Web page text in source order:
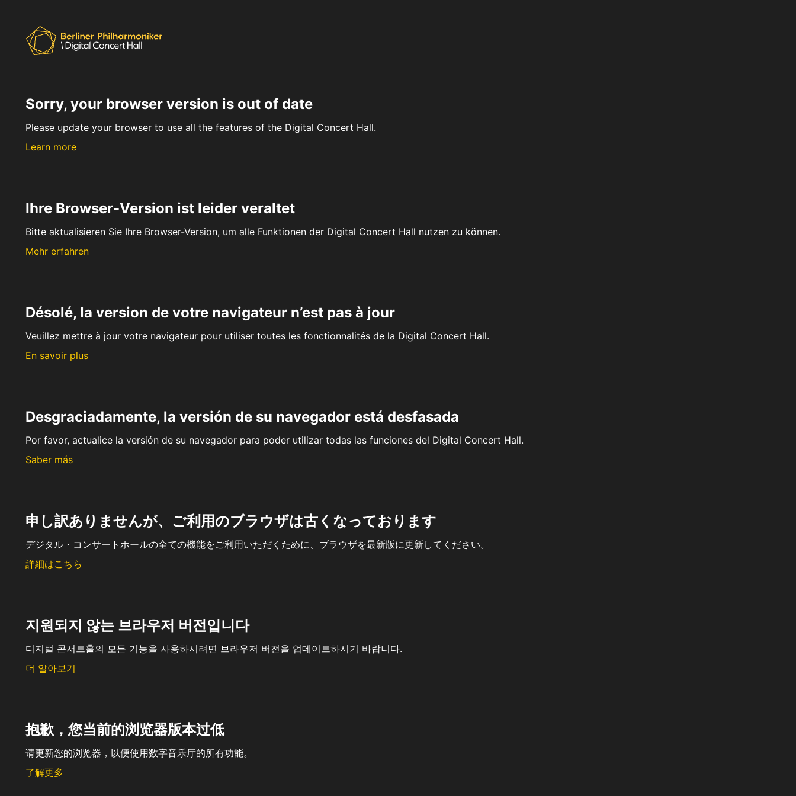
Sorry, your browser version is out of date
Please update your browser to use all the features of the Digital Concert Hall.
Learn more
Ihre Browser-Version ist leider veraltet
Bitte aktualisieren Sie Ihre Browser-Version, um alle Funktionen der Digital Concert Hall nutzen zu können.
Mehr erfahren
Désolé, la version de votre navigateur n’est pas à jour
Veuillez mettre à jour votre navigateur pour utiliser toutes les fonctionnalités de la Digital Concert Hall.
En savoir plus
Desgraciadamente, la versión de su navegador está desfasada
Por favor, actualice la versión de su navegador para poder utilizar todas las funciones del Digital Concert Hall.
Saber más
申し訳ありませんが、ご利用のブラウザは古くなっております
デジタル・コンサートホールの全ての機能をご利用いただくために、ブラウザを最新版に更新してください。
詳細はこちら
지원되지 않는 브라우저 버전입니다
디지털 콘서트홀의 모든 기능을 사용하시려면 브라우저 버전을 업데이트하시기 바랍니다.
더 알아보기
抱歉，您当前的浏览器版本过低
请更新您的浏览器，以便使用数字音乐厅的所有功能。
了解更多